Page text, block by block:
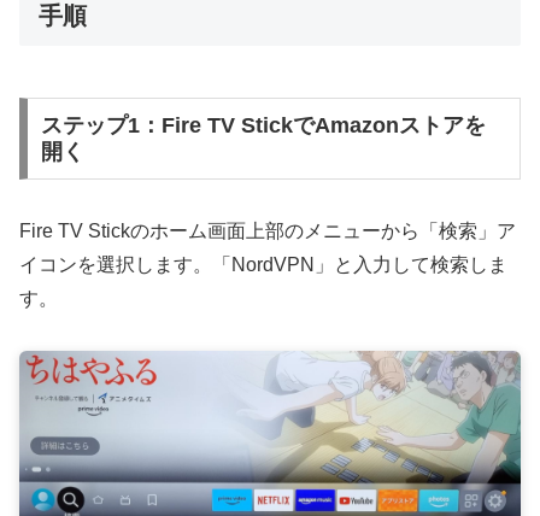
手順
ステップ1：Fire TV StickでAmazonストアを
開く
Fire TV Stickのホーム画面上部のメニューから「検索」ア
イコンを選択します。「NordVPN」と入力して検索しま
す。